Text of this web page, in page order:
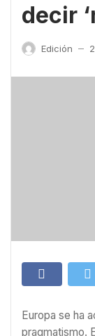
decir
Edición —
Europa se ha
pragmatismo.